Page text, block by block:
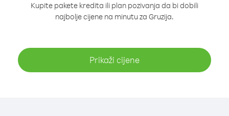
Kupite pakete kredita ili plan pozivanja da bi dobili
najbolje cijene na minutu za Gruzija.
Prikaži cijene